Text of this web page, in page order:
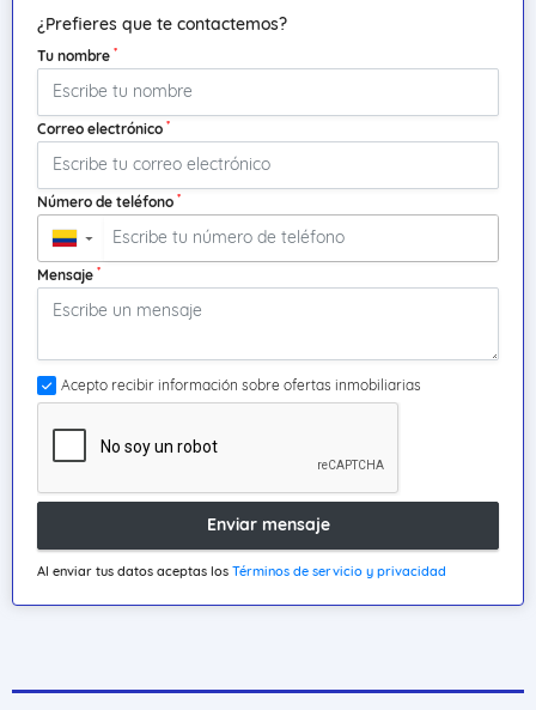
¿Prefieres que te contactemos?
Tu nombre *
Correo electrónico *
Número de teléfono *
▼
Mensaje *
Acepto recibir información sobre ofertas inmobiliarias
Enviar mensaje
Al enviar tus datos aceptas los Términos de servicio y privacidad